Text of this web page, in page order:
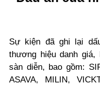
Sự kiện đã ghi lại
thương hiệu danh
sàn diễn, bao gồm:
ASAVA, MILIN,